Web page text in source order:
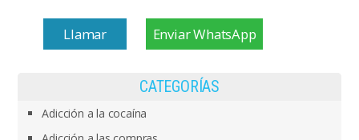
Llamar Enviar WhatsApp
CATEGORÍAS
Adicción a la cocaína